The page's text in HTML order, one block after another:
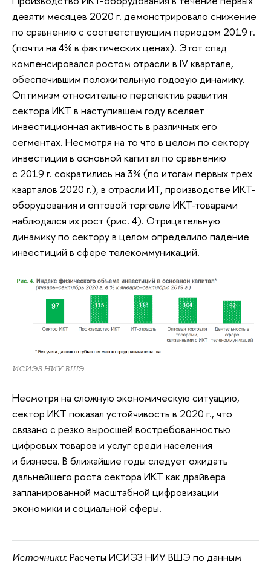
девяти месяцев 2020 г. демонстрировало снижение
по сравнению с соответствующим периодом 2019 г.
(почти на 4% в фактических ценах). Этот спад
компенсировался ростом отрасли в IV квартале,
обеспечившим положительную годовую динамику.
Оптимизм относительно перспектив развития
сектора ИКТ в наступившем году вселяет
инвестиционная активность в различных его
сегментах. Несмотря на то что в целом по сектору
инвестиции в основной капитал по сравнению
с 2019 г. сократились на 3% (по итогам первых трех
кварталов 2020 г.), в отрасли ИТ, производстве ИКТ-
оборудования и оптовой торговле ИКТ-товарами
наблюдался их рост (рис. 4). Отрицательную
динамику по сектору в целом определило падение
инвестиций в сфере телекоммуникаций.
ИСИЭЗ НИУ ВШЭ
Несмотря на сложную экономическую ситуацию,
сектор ИКТ показал устойчивость в 2020 г., что
связано с резко выросшей востребованностью
цифровых товаров и услуг среди населения
и бизнеса. В ближайшие годы следует ожидать
дальнейшего роста сектора ИКТ как драйвера
запланированной масштабной цифровизации
экономики и социальной сферы.
Источники: Расчеты ИСИЭЗ НИУ ВШЭ по данным